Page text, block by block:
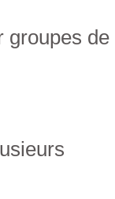
groupes de